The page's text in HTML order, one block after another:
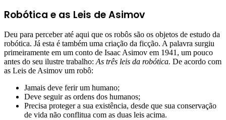
Robótica e as Leis de Asimov
Deu para perceber até aqui que os robôs são os objetos de estudo da
robótica. Já esta é também uma criação da ficção. A palavra surgiu
primeiramente em um conto de Isaac Asimov em 1941, um pouco
antes do seu ilustre trabalho: As três leis da robótica. De acordo com
as Leis de Asimov um robô:
Jamais deve ferir um humano;
Deve seguir as ordens dos humanos;
Precisa proteger a sua existência, desde que sua conservação
de vida não conflitua com as duas leis acima.